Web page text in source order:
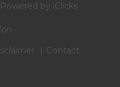
by iClicks
Contact